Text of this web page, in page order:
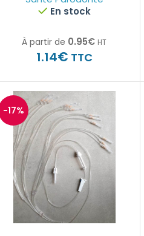
En stock
À partir de 0.95€ HT
1.14€ TTC
-17%